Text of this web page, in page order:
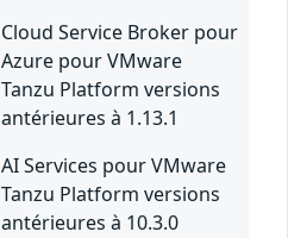
Cloud Service Broker pour
Azure pour VMware
Tanzu Platform versions
antérieures à 1.13.1
AI Services pour VMware
Tanzu Platform versions
antérieures à 10.3.0